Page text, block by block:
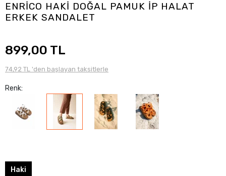
ENRİCO HAKİ DOĞAL PAMUK İP HALAT
ERKEK SANDALET
899,00 TL
74,92 TL 'den başlayan taksitlerle
Renk:
Haki